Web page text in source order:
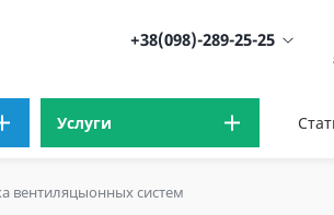
+38(098)-289-25-25
Услуги
вентиляцыонных систем